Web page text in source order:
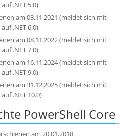
.NET 5.0)
am 08.11.2021 (meldet sich mit
.NET 6.0)
am 08.11.2022 (meldet sich mit
.NET 7.0)
am 16.11.2024 (meldet sich mit
.NET 9.0)
am 31.12.2025 (meldet sich mit
.NET 10.0)
PowerShell Core
am 20.01.2018